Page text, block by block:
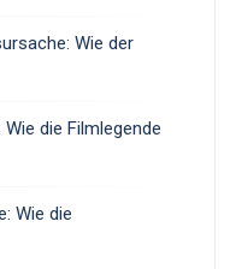
Wie der
die Filmlegende
Wie die